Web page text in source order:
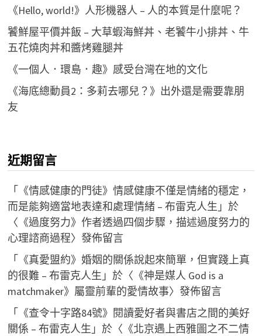
《Hello, world!》人形機器人 – 人的本質是什麼呢？
饕鮮屋平價丼飯 – 大草蝦海鮮丼、老饕牛小排丼、牛
五花燒肉丼和醬烤雞腿丼
《一個人．環島．趣》感受台灣在地的文化
《海底總動員2：多莉去哪兒？》出外還是需要靠朋
友
近期留言
「 《情感健康的門徒》情感健康不僅是情緒的穩定，
而是能夠適當地表達和處理情緒 – 布雷克人生 」於
〈 《過度努力》作者透過四個步驟，描述過度努力的
心理諮商過程〉發佈留言
「 《真愛盟約》婚姻的關係說起來簡單，但實踐上真
的很難 – 布雷克人生 」於〈 《神是媒人 God is a
matchmaker》屬靈前輩的愛情故事〉發佈留言
「 《查令十字路84號》閱讀愛好者與書店之間的美好
關係 – 布雷克人生 」於〈 《北京遇上西雅圖之不二情